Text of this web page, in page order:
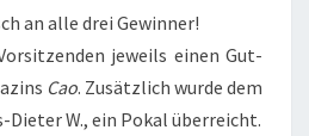
an alle drei Gewin­ner!
jeweils einen Gut­
Cao. Zusätz­lich wur­de dem
W., ein Pokal überreicht.